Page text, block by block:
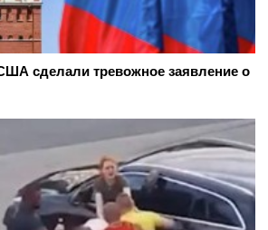
сделали тревожное заявление о